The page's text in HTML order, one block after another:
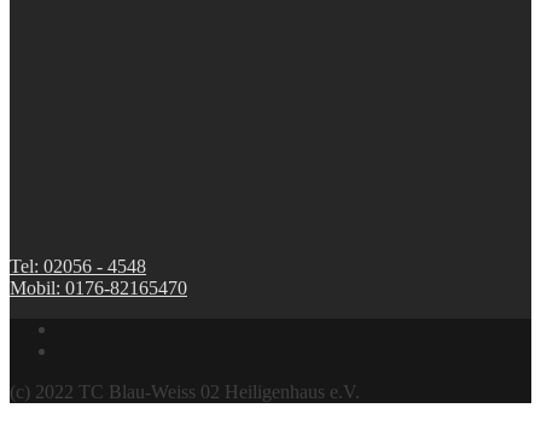
Tel: 02056 - 4548
Mobil: 0176-82165470
(c) 2022 TC Blau-Weiss 02 Heiligenhaus e.V.